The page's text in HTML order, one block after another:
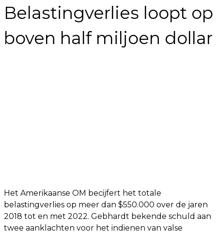
Belastingverlies loopt op
boven half miljoen dollar
Het Amerikaanse OM becijfert het totale
belastingverlies op meer dan $550.000 over de jaren
2018 tot en met 2022. Gebhardt bekende schuld aan
twee aanklachten voor het indienen van valse